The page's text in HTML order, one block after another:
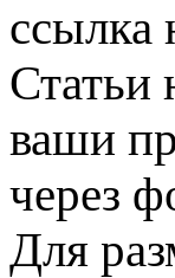
ссылка
Статьи
ваши
через
Для